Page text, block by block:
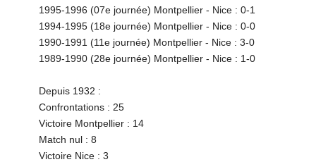
1995-1996 (07e journée) Montpellier - Nice : 0-1
1994-1995 (18e journée) Montpellier - Nice : 0-0
1990-1991 (11e journée) Montpellier - Nice : 3-0
1989-1990 (28e journée) Montpellier - Nice : 1-0
Depuis 1932 :
Confrontations : 25
Victoire Montpellier : 14
Match nul : 8
Victoire Nice : 3